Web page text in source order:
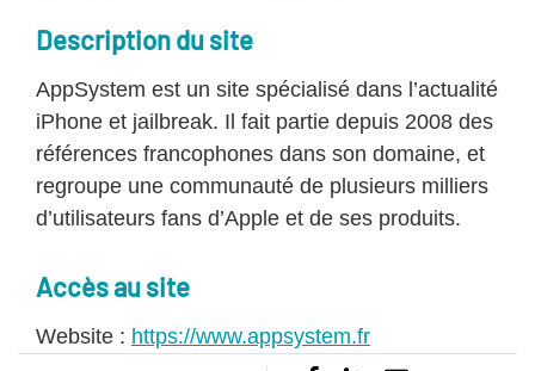
Description du site
AppSystem est un site spécialisé dans l’actualité
iPhone et jailbreak. Il fait partie depuis 2008 des
références francophones dans son domaine, et
regroupe une communauté de plusieurs milliers
d’utilisateurs fans d’Apple et de ses produits.
Accès au site
Website : https://www.appsystem.fr